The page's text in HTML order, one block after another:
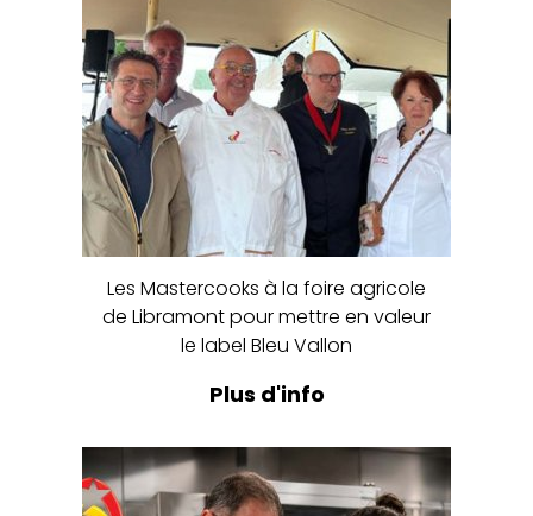
Les Mastercooks à la foire agricole
de Libramont pour mettre en valeur
le label Bleu Vallon
Plus d'info